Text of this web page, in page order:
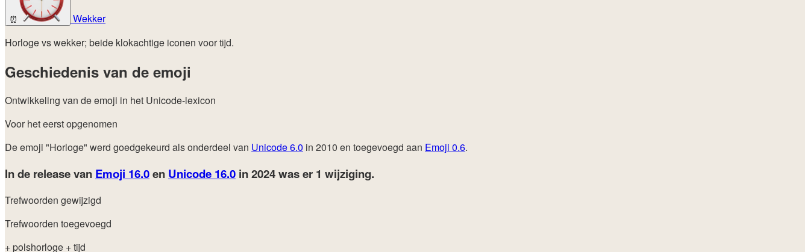
⏰
Wekker
Horloge vs wekker; beide klokachtige iconen voor tijd.
Geschiedenis van de emoji
Ontwikkeling van de emoji in het Unicode-lexicon
Voor het eerst opgenomen
De emoji "Horloge" werd goedgekeurd als onderdeel van Unicode 6.0 in 2010 en toegevoegd aan Emoji 0.6.
In de release van Emoji 16.0en Unicode 16.0 in 2024was er 1 wijziging.
Trefwoorden gewijzigd
Trefwoorden toegevoegd
+ polshorloge + tijd